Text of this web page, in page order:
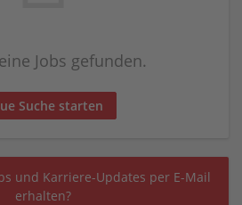
Jobs gefunden.
Suche starten
und Karriere-Updates per E-Mail
erhalten?